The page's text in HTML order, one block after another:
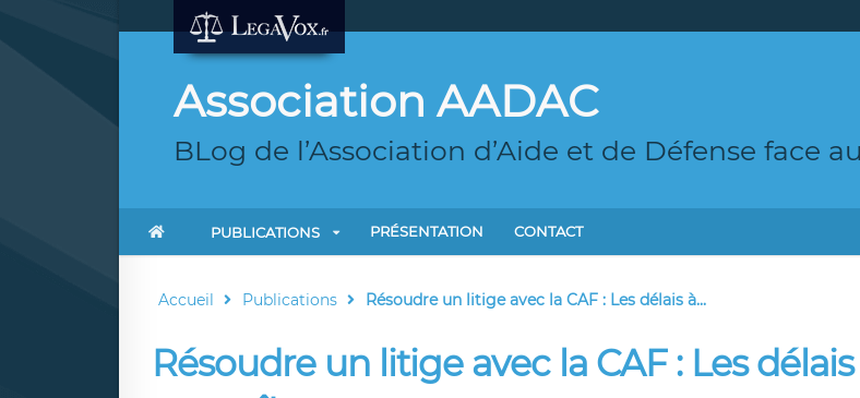
Association AADAC
BLog de l’Association d’Aide et de Défense face
PUBLICATIONS PRÉSENTATION CONTACT
Accueil Publications Résoudre un litige avec la CAF : Les délais à...
Résoudre un litige avec la CAF : Les délais